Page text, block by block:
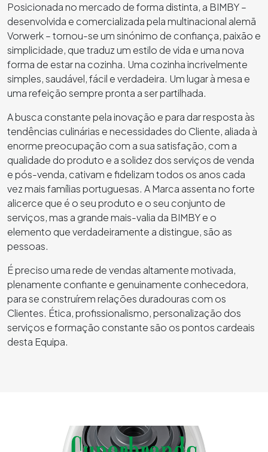
Posicionada no mercado de forma distinta, a BIMBY –
desenvolvida e comercializada pela multinacional alemã
Vorwerk – tornou-se um sinónimo de confiança, paixão e
simplicidade, que traduz um estilo de vida e uma nova
forma de estar na cozinha. Uma cozinha incrivelmente
simples, saudável, fácil e verdadeira. Um lugar à mesa e
uma refeição sempre pronta a ser partilhada.
A busca constante pela inovação e para dar resposta às
tendências culinárias e necessidades do Cliente, aliada à
enorme preocupação com a sua satisfação, com a
qualidade do produto e a solidez dos serviços de venda
e pós-venda, cativam e fidelizam todos os anos cada
vez mais famílias portuguesas. A Marca assenta no forte
alicerce que é o seu produto e o seu conjunto de
serviços, mas a grande mais-valia da BIMBY e o
elemento que verdadeiramente a distingue, são as
pessoas.
É preciso uma rede de vendas altamente motivada,
plenamente confiante e genuinamente conhecedora,
para se construírem relações duradouras com os
Clientes. Ética, profissionalismo, personalização dos
serviços e formação constante são os pontos cardeais
desta Equipa.